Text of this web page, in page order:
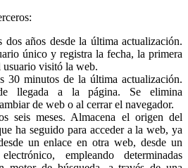
dos años desde la última actualización.
único y registra la fecha, la primera
visitó la web.
30 minutos de la última actualización.
llegada a la página. Se elimina
de web o al cerrar el navegador.
seis meses. Almacena el origen del
ha seguido para acceder a la web, ya
un enlace en otra web, desde un
empleando determinadas